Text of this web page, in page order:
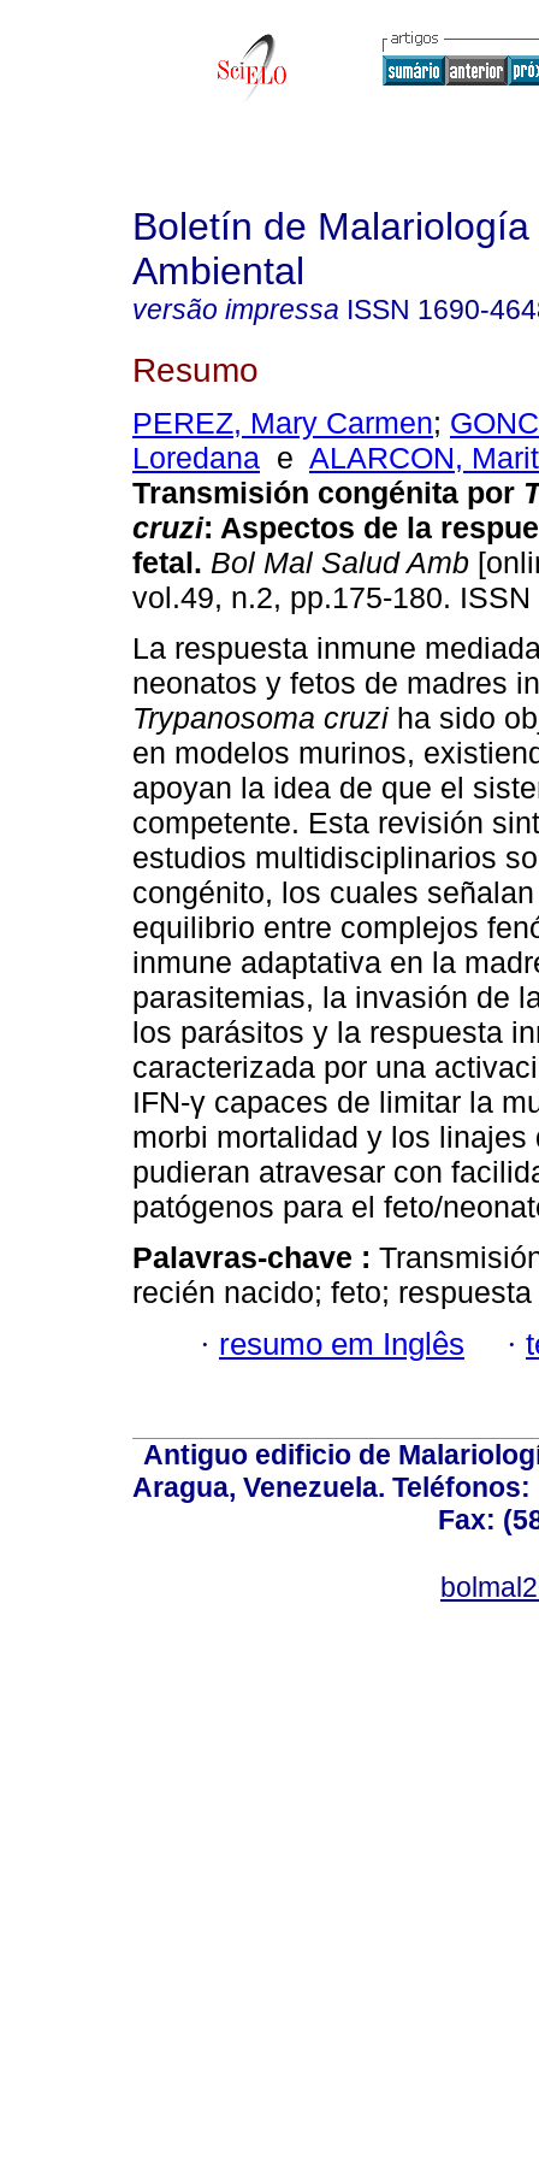
Boletín de
Ambiental
versão impressa ISSN 1690-
Resumo
PEREZ, Mary Carmen;
Loredana e ALARCON,
Transmisión congénita por
cruzi: Aspectos de la
fetal. Bol Mal Salud Amb
vol.49, n.2, pp.175-180.
La respuesta inmune
neonatos y fetos de madres
Trypanosoma cruzi ha sido
en modelos murinos,
apoyan la idea de que el
competente. Esta revisión
estudios multidisciplinarios
congénito, los cuales
equilibrio entre complejos
inmune adaptativa en la
parasitemias, la invasión de
los parásitos y la respuesta
caracterizada por una
IFN-γ capaces de limitar la
morbi mortalidad y los
pudieran atravesar con
patógenos para el feto/
Palavras-chave :
recién nacido; feto;
· resumo em Inglês ·
Antiguo edificio de
Aragua, Venezuela. Teléfonos:
Fax: